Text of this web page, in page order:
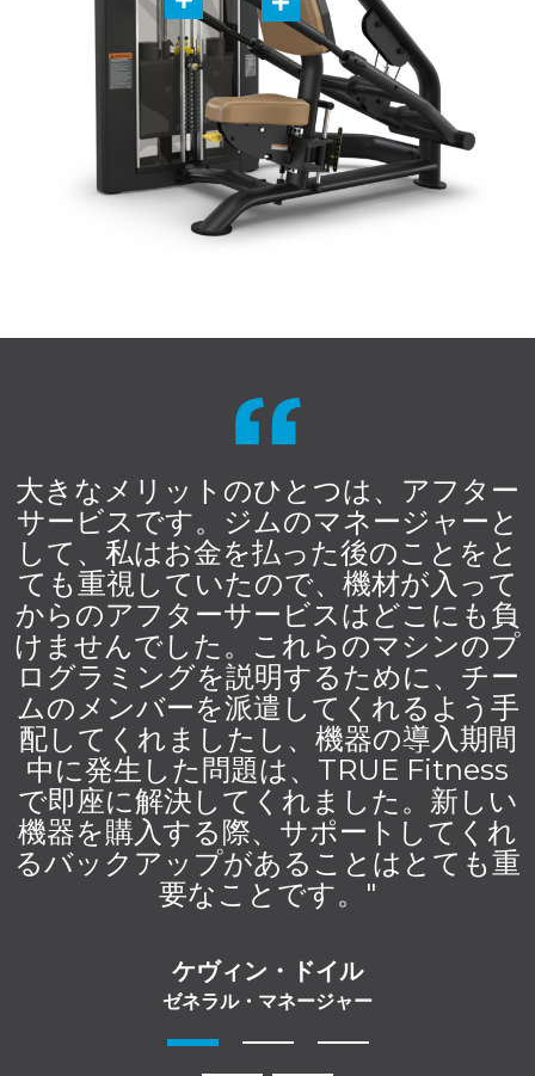
大きなメリットのひとつは、アフター
サービスです。ジムのマネージャーと
して、私はお金を払った後のことをと
ても重視していたので、機材が入って
からのアフターサービスはどこにも負
けませんでした。これらのマシンのプ
ログラミングを説明するために、チー
ムのメンバーを派遣してくれるよう手
配してくれましたし、機器の導入期間
中に発生した問題は、TRUE Fitness
で即座に解決してくれました。新しい
機器を購入する際、サポートしてくれ
るバックアップがあることはとても重
要なことです。"
ケヴィン・ドイル
ゼネラル・マネージャー